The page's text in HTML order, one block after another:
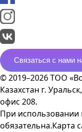
Связаться с нами
© 2019–2026 ТОО
Казахстан г.
офис 208.
При использовании
обязательна.Карта